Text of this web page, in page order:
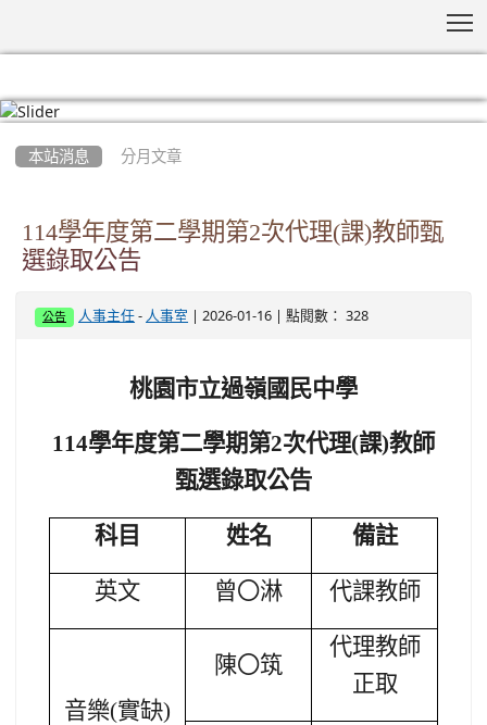
本站消息 分月文章
114學年度第二學期第2次代理(課)教師甄
選錄取公告
公告 人事主任 - 人事室 | 2026-01-16 | 點閱數： 328
桃園市立過嶺國民中學
114學年度第二學期第2次代理(課)教師
甄選錄取公告
科目 姓名 備註
英文 曾〇淋 代課教師
音樂(實缺)
陳〇筑
代理教師
正取